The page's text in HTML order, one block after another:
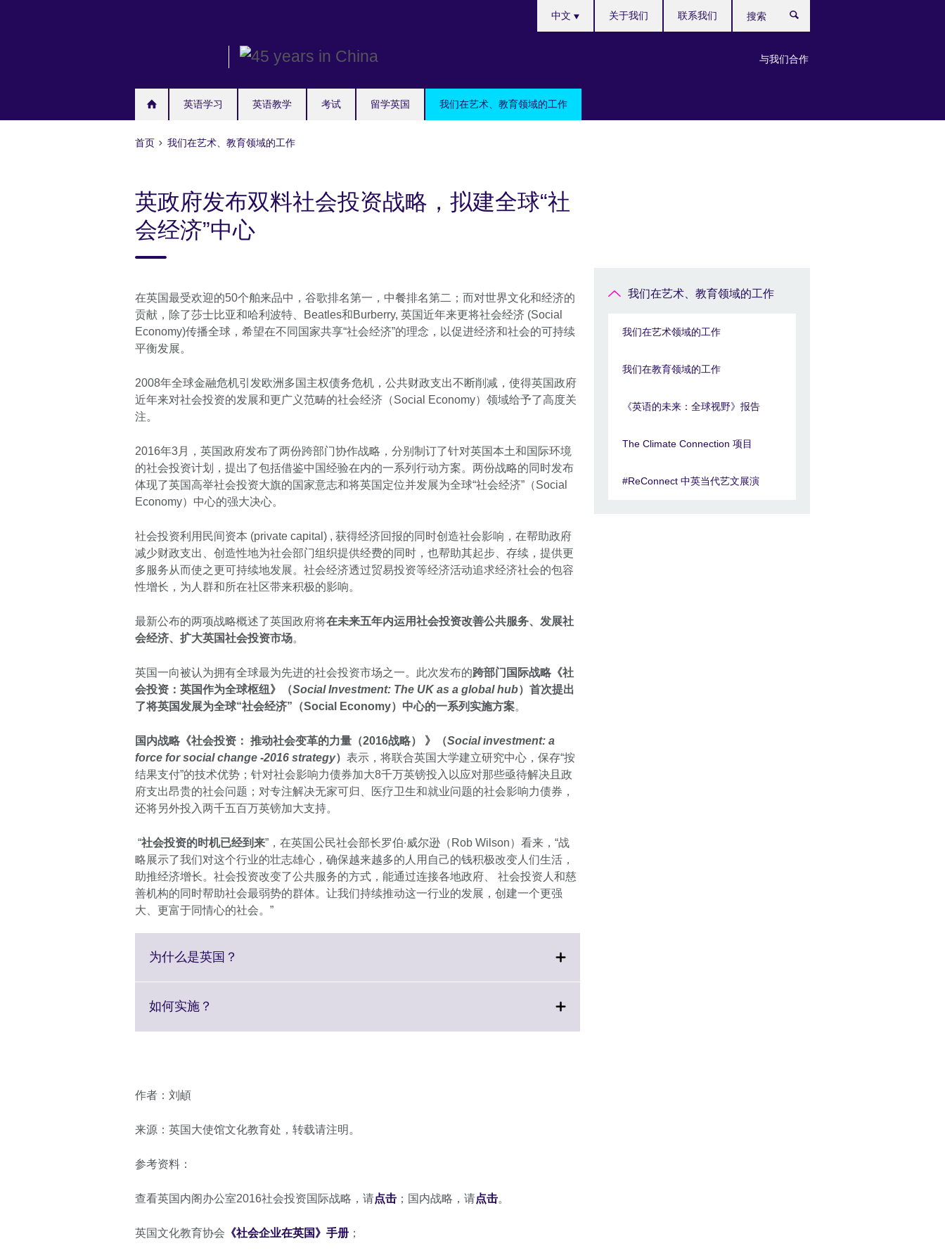
英语学习 英语教学 考试 留学英国 我们在艺术、教育领域的工作
your
中文
与我们合作
关于我们 联系我们
索
首页 我们在艺术、教育领域的工作
英政府发布双料社会投资战略，拟建全球“社
会经济”中心
在英国最受欢迎的50个舶来品中，谷歌排名第一，中餐排名第二；而对世界文化和经济的
贡献，除了莎士比亚和哈利波特、Beatles和Burberry, 英国近年来更将社会经济 (Social
Economy)传播全球，希望在不同国家共享“社会经济”的理念，以促进经济和社会的可持续
平衡发展。
2008年全球金融危机引发欧洲多国主权债务危机，公共财政支出不断削减，使得英国政府
近年来对社会投资的发展和更广义范畴的社会经济（Social Economy）领域给予了高度关
注。
2016年3月，英国政府发布了两份跨部门协作战略，分别制订了针对英国本土和国际环境
的社会投资计划，提出了包括借鉴中国经验在内的一系列行动方案。两份战略的同时发布
体现了英国高举社会投资大旗的国家意志和将英国定位并发展为全球“社会经济”（Social
Economy）中心的强大决心。
社会投资利用民间资本 (private capital) , 获得经济回报的同时创造社会影响，在帮助政府
减少财政支出、创造性地为社会部门组织提供经费的同时，也帮助其起步、存续，提供更
多服务从而使之更可持续地发展。社会经济透过贸易投资等经济活动追求经济社会的包容
性增长，为人群和所在社区带来积极的影响。
最新公布的两项战略概述了英国政府将在未来五年内运用社会投资改善公共服务、发展社
会经济、扩大英国社会投资市场。
英国一向被认为拥有全球最为先进的社会投资市场之一。此次发布的跨部门国际战略《社
会投资：英国作为全球枢纽》（Social Investment: The UK as a global hub）首次提出
了将英国发展为全球“社会经济”（Social Economy）中心的一系列实施方案。
国内战略《社会投资： 推动社会变革的力量（2016战略） 》（Social investment: a
force for social change -2016 strategy） 表示，将联合英国大学建立研究中心，保存“按
结果支付”的技术优势；针对社会影响力债券加大8千万英镑投入以应对那些亟待解决且政
府支出昂贵的社会问题；对专注解决无家可归、医疗卫生和就业问题的社会影响力债券，
还将另外投入两千五百万英镑加大支持。
“社会投资的时机已经到来”，在英国公民社会部长罗伯∙威尔逊（Rob Wilson）看来，“战
略展示了我们对这个行业的壮志雄心，确保越来越多的人用自己的钱积极改变人们生活，
助推经济增长。社会投资改变了公共服务的方式，能通过连接各地政府、 社会投资人和慈
善机构的同时帮助社会最弱势的群体。让我们持续推动这一行业的发展，创建一个更强
大、更富于同情心的社会。”
为什么是英国？
如何实施？
作者：刘頔
来源：英国大使馆文化教育处，转载请注明。
参考资料：
查看英国内阁办公室2016社会投资国际战略，请点击 ；国内战略，请点击。
英国文化教育协会 《社会企业在英国》手册 ；
我们在艺术、教育领域的工作
我们在艺术领域的工作
我们在教育领域的工作
《英语的未来：全球视野》报告
The Climate Connection 项目
​#ReConnect 中英当代艺文展演